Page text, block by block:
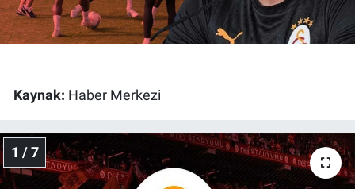
Kaynak: Haber Merkezi
1 / 7
Gün Başlıyor
Gün Ortası
Gündem Özel
Günün görüntüsü